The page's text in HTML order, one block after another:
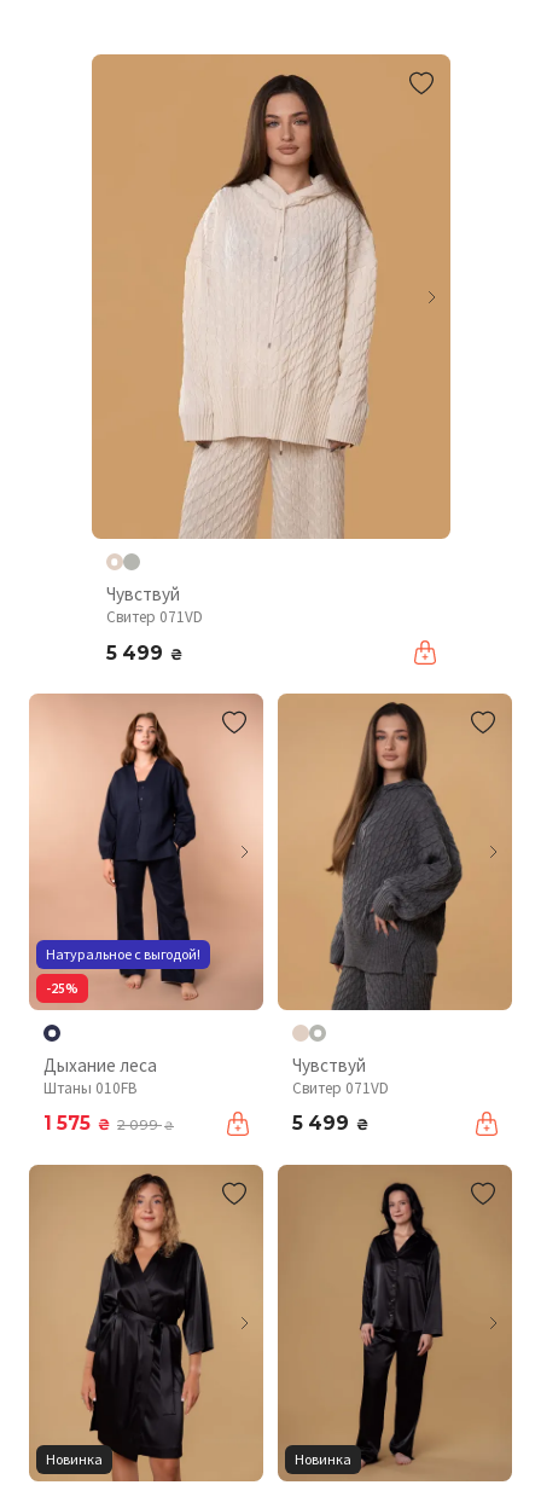
Чувствуй
Свитер 071VD
5 499 ₴
Натуральное с выгодой!
-25%
Дыхание леса
Штаны 010FB
1 575 ₴ 2 099₴
Чувствуй
Свитер 071VD
5 499 ₴
Новинка Новинка